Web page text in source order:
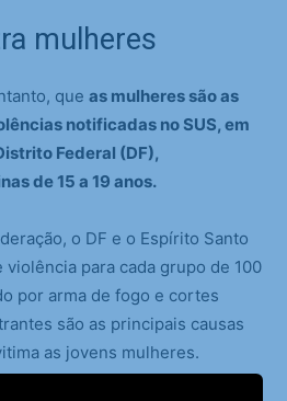
mulheres
que as mulheres são as
notificadas no SUS, em
Federal (DF),
de 15 a 19 anos.
o DF e o Espírito Santo
violência para cada grupo de 100
por arma de fogo e cortes
são as principais causas
as jovens mulheres.